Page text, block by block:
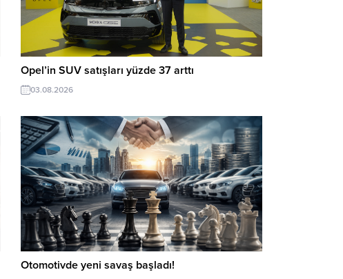
Opel’in SUV satışları yüzde 37 arttı
03.08.2026
Otomotivde yeni savaş başladı!